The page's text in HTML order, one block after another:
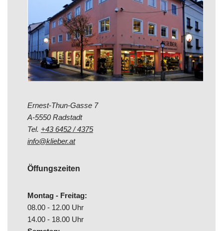
Ernest-Thun-Gasse 7
A-5550 Radstadt
Tel. +43 6452 / 4375
info@klieber.at
Öffungszeiten
Montag - Freitag:
08.00 - 12.00 Uhr
14.00 - 18.00 Uhr